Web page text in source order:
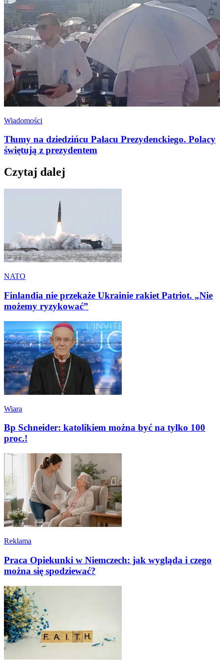
Wiadomości
Tłumy na dziedzińcu Pałacu Prezydenckiego. Polacy
świętują z prezydentem
Czytaj dalej
NATO
Finlandia nie przekaże Ukrainie rakiet Patriot. „Nie
możemy ryzykować”
Wiara
Bp Schneider: katolikiem można być na tylko 100
proc.!
Reklama
Praca Opiekunki w Niemczech: jak wygląda i czego
można się spodziewać?